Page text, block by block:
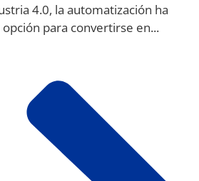
4.0, la automatización ha
para convertirse en...